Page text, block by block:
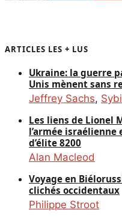
ARTICLES LES + LUS
Ukraine: la guerre
Unis mènent sans
Jeffrey Sachs,
Les liens de Lionel
l’armée israélienne
d’élite 8200
Alan Macleod
Voyage en
clichés occidentaux
Philippe Stroot